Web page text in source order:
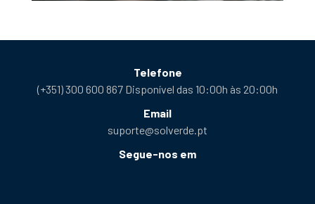
Telefone
(+351) 300 600 867 Disponível das 10:00h às 20:00h
Email
suporte@solverde.pt
Segue-nos em